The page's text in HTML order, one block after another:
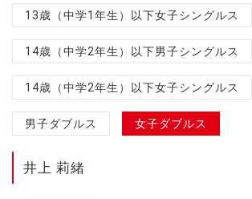
13歳（中学1年生）以下女子シングルス
14歳（中学2年生）以下男子シングルス
14歳（中学2年生）以下女子シングルス
男子ダブルス 女子ダブルス
井上 莉緒